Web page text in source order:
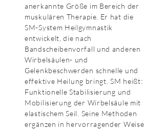
anerkannte Größe im Bereich der
muskulären Therapie. Er hat die
SM-System Heilgymnastik
entwickelt, die nach
Bandscheibenvorfall und anderen
Wirbelsäulen- und
Gelenkbeschwerden schnelle und
effektive Heilung bringt. SM heißt:
Funktionelle Stabilisierung und
Mobilisierung der Wirbelsäule mit
elastischem Seil. Seine Methoden
ergänzen in hervorragender Weise